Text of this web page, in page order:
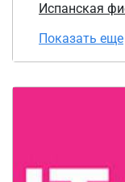
Испанская
Показать еще